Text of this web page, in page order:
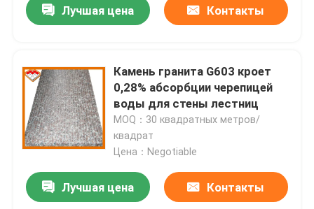
Лучшая цена Контакты
Камень гранита G603 кроет
0,28% абсорбции черепицей
воды для стены лестниц
MOQ：30 квадратных метров/
квадрат
Цена：Negotiable
Лучшая цена Контакты